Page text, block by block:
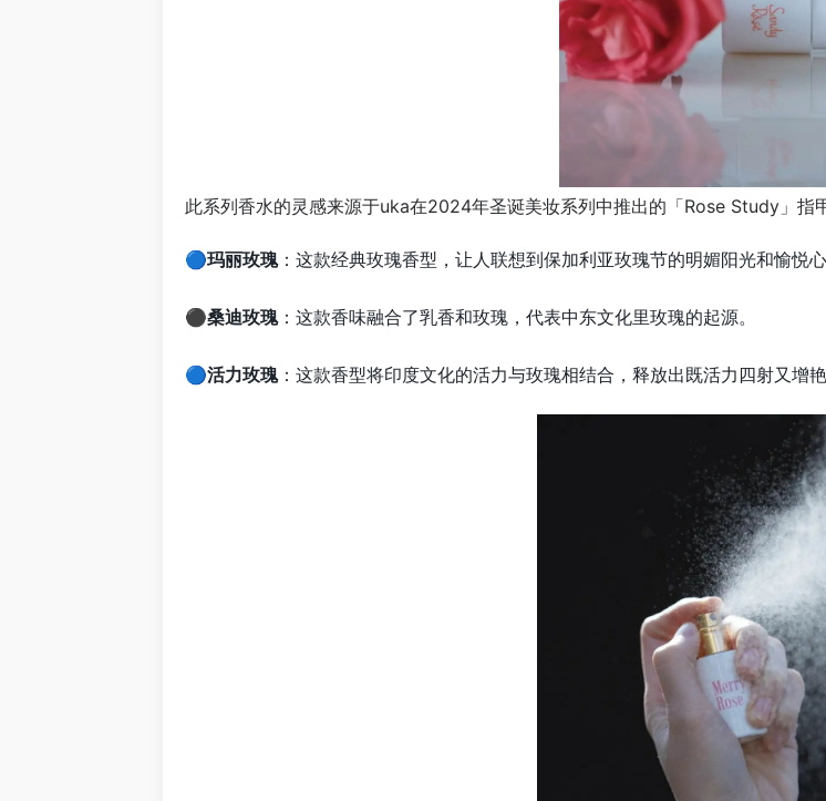
此系列香水的灵感来源于uka在2024年圣诞美妆系列中推出的「Rose Study」指
🔵玛丽玫瑰：这款经典玫瑰香型，让人联想到保加利亚玫瑰节的明媚阳光和愉悦心
⚫桑迪玫瑰：这款香味融合了乳香和玫瑰，代表中东文化里玫瑰的起源。
🔵活力玫瑰：这款香型将印度文化的活力与玫瑰相结合，释放出既活力四射又增艳